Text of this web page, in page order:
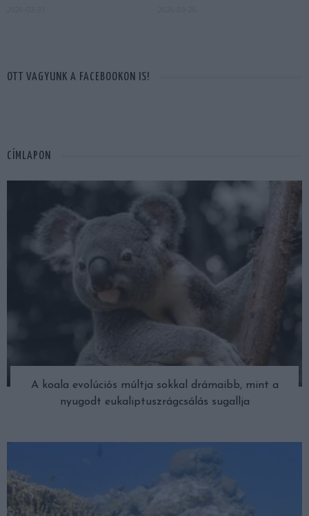
OTT VAGYUNK A FACEBOOKON IS!
CÍMLAPON
A koala evolúciós múltja sokkal drámaibb, mint a
nyugodt eukaliptuszrágcsálás sugallja